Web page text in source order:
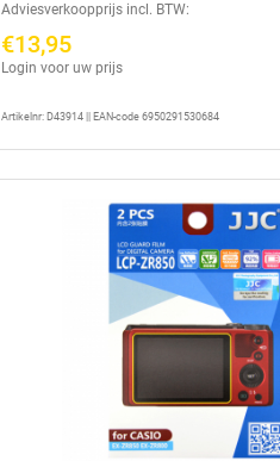
Adviesverkoopprijs incl. BTW:
€13,95
Login voor uw prijs
Artikelnr: D43914 || EAN-code 6950291530684